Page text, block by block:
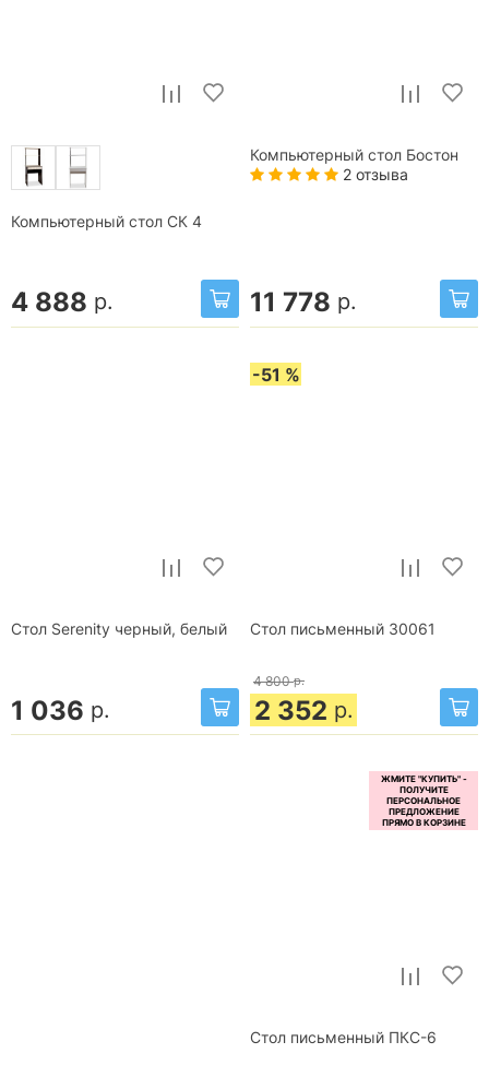
Компьютерный стол СК 4
4 888 р.
Компьютерный стол Бостон
2 отзыва
11 778 р.
Стол Serenity черный, белый
1 036 р.
-51 %
Стол письменный 30061
4 800 р.
2 352 р.
Стол письменный ПКС-6